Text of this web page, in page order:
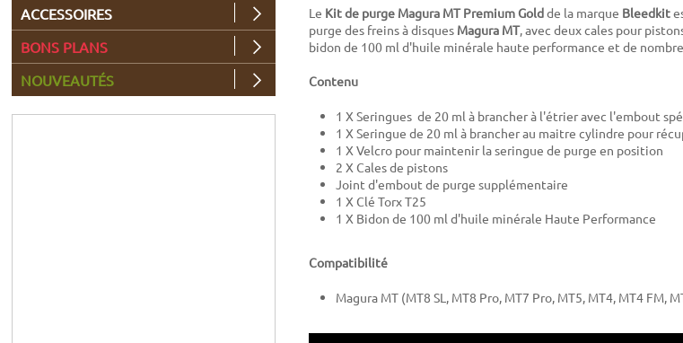
Le Kit de purge Magura MT Premium Goldde la marque Bleedkit
purge des freins à disques Magura MT, avec deux cales pour
bidon de 100 ml d'huile minérale haute performance et de
Contenu
1 X Seringues de 20 ml à brancher à l'étrier avec l'embout
1 X Seringue de 20 ml à brancher au maitre cylindre pour
1 X Velcro pour maintenir la seringue de purge en position
2 X Cales de pistons
Joint d'embout de purge supplémentaire
1 X Clé Torx T25
1 X Bidon de 100 ml d'huile minérale Haute Performance
Compatibilité
Magura MT (MT8 SL, MT8 Pro, MT7 Pro, MT5, MT4, MT4 FM,
ACCESSOIRES
BONS PLANS
NOUVEAUTÉS